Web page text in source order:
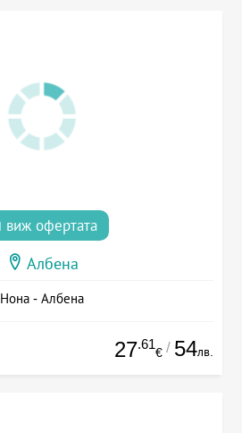
виж офертата
Албена
Нона - Албена
27.61
€ / 54лв.